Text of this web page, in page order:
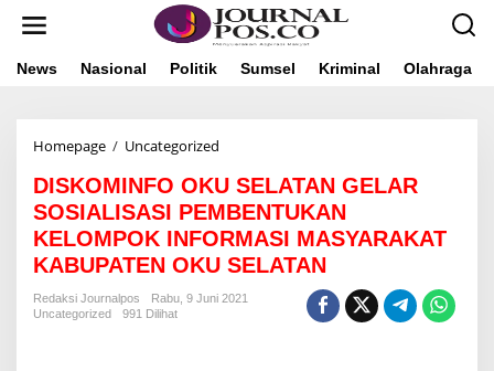
News Nasional Politik Sumsel Kriminal Olahraga
Homepage / Uncategorized
S
K
O
M
I
F
DISKOMINFO OKU SELATAN GELAR
SOSIALISASI PEMBENTUKAN
KELOMPOK INFORMASI MASYARAKAT
KABUPATEN OKU SELATAN
Redaksi Journalpos
Rabu, 9 Juni 2021
Uncategorized
991 Dilihat